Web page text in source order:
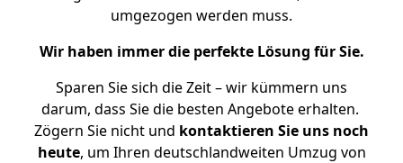
umgezogen werden muss.
Wir haben immer die perfekte Lösung für Sie.
Sparen Sie sich die Zeit – wir kümmern uns
darum, dass Sie die besten Angebote erhalten.
Zögern Sie nicht und kontaktieren Sie uns noch
heute, um Ihren deutschlandweiten Umzug von